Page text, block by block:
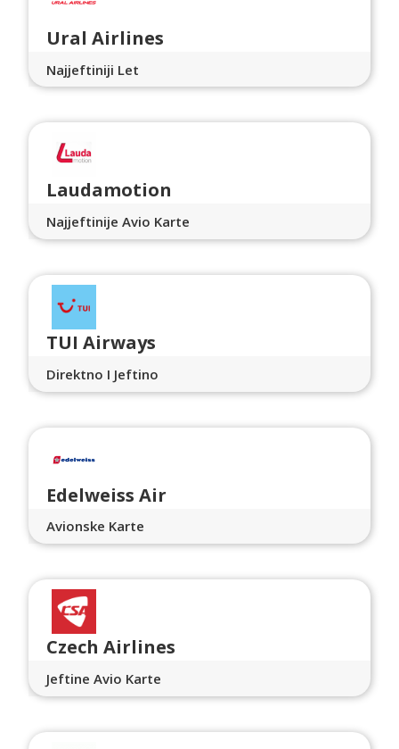
Ural Airlines
Najjeftiniji Let
Laudamotion
Najjeftinije Avio Karte
TUI Airways
Direktno I Jeftino
Edelweiss Air
Avionske Karte
Czech Airlines
Jeftine Avio Karte